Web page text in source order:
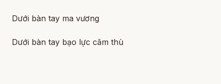
Dưới bàn tay ma vương
Dưới bàn tay bạo lực căm thù